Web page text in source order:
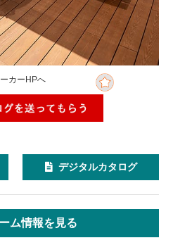
カーHPへ
デジタルカタログ
ム情報を見る